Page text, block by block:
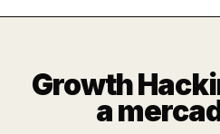
Growth
a